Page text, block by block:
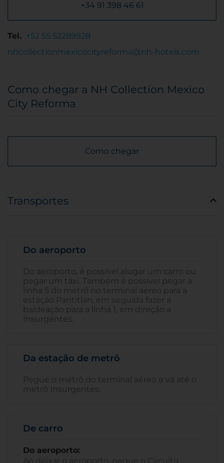
+34 91 398 46 61
Tel. +52 55 52289928
nhcollectionmexicocityreforma@nh-hotels.com
Como chegar a NH Collection Mexico
City Reforma
Como chegar
Transportes
Do aeroporto
Do aeroporto, é possível alugar um carro ou
pegar um táxi. Também é possível pegar a
linha 5 do metrô no terminal aéreo para a
estação Pantitlan, em seguida fazer a
baldeação para a linha 1, em direção a
Insurgentes.
Da estação de metrô
Pegue o metrô do terminal aéreo e vá até o
metrô Insurgentes.
De carro
Do aeroporto:
Ao deixar o aeroporto, pegue o Circuito